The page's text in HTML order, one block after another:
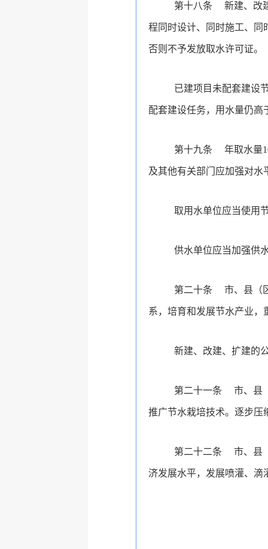
第十八条 新建、改
程同时设计、同时施工、同
否则不予发放取水许可证。
已建项目未配套建设
配套建设任务，用水量仍高
第十九条 年取水量
及其他有关部门应加强对水
取用水单位应当使用
供水单位应当加强供
第二十条 市、县（
系，培育和发展节水产业，
新建、改建、扩建的
第二十一条 市、县
推广节水栽培技术。逐步压
第二十二条 市、县
济发展水平，发展喷灌、滴